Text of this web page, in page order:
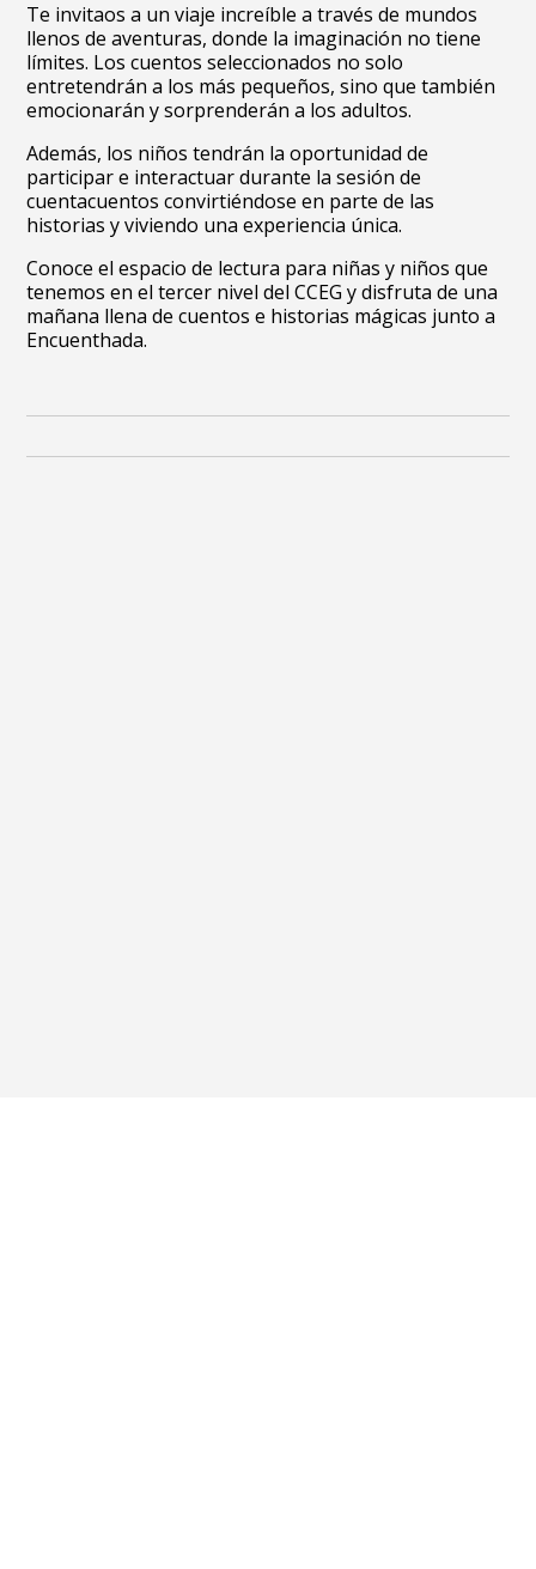
Te invitaos a un viaje increíble a través de mundos
llenos de aventuras, donde la imaginación no tiene
límites. Los cuentos seleccionados no solo
entretendrán a los más pequeños, sino que también
emocionarán y sorprenderán a los adultos.
Además, los niños tendrán la oportunidad de
participar e interactuar durante la sesión de
cuentacuentos convirtiéndose en parte de las
historias y viviendo una experiencia única.
Conoce el espacio de lectura para niñas y niños que
tenemos en el tercer nivel del CCEG y disfruta de una
mañana llena de cuentos e historias mágicas junto a
Encuenthada.